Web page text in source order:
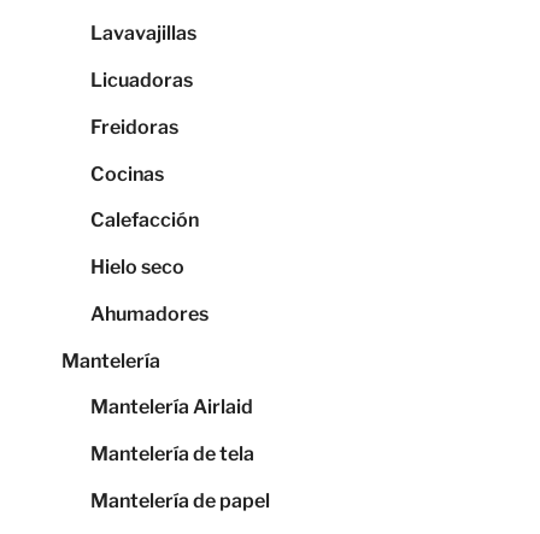
Lavavajillas
Licuadoras
Freidoras
Cocinas
Calefacción
Hielo seco
Ahumadores
Mantelería
Mantelería Airlaid
Mantelería de tela
Mantelería de papel